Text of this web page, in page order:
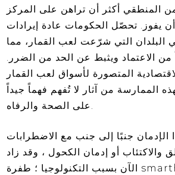
المنطقي أكثر أن تراهن على المركز
أن يفوز. تحصّل الحكومات عادة إيرادات
البلدان التي شرّعت لعب القمار، مما
من الاعتماد ويثبط عن الحد من الضرر.
المتصورة لأسواق لعب القمار
الممارسة من آثار لا تُفهم فهماً جيداً
على الصحة والرفاه.
الإدمان جنبًا إلى جنب مع الاضطرابات
والاكتئاب أو إدمان الكحول ، وقد زاد
الآن بسبب التكنولوجيا ؛ طفرة smarthphones